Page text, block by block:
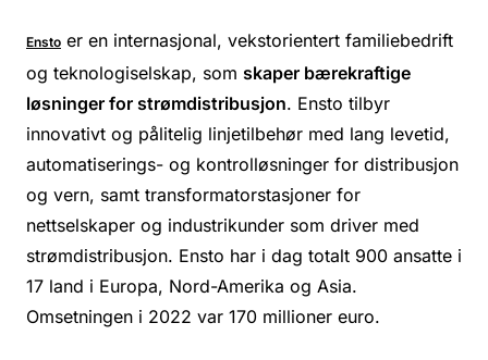
Ensto er en internasjonal, vekstorientert familiebedrift
og teknologiselskap, som skaper bærekraftige
løsninger for strømdistribusjon. Ensto tilbyr
innovativt og pålitelig linjetilbehør med lang levetid,
automatiserings- og kontrolløsninger for distribusjon
og vern, samt transformatorstasjoner for
nettselskaper og industrikunder som driver med
strømdistribusjon. Ensto har i dag totalt 900 ansatte i
17 land i Europa, Nord-Amerika og Asia.
Omsetningen i 2022 var 170 millioner euro.